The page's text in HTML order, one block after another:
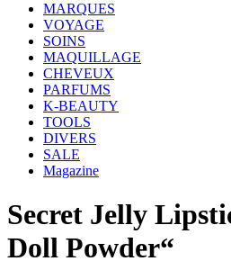
MARQUES
VOYAGE
SOINS
MAQUILLAGE
CHEVEUX
PARFUMS
K-BEAUTY
TOOLS
DIVERS
SALE
Magazine
Secret Jelly
Doll Powder“